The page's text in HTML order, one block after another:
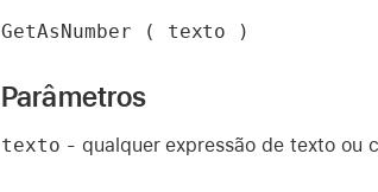
GetAsNumber ( texto )
Parâmetros
texto - qualquer expressão de texto ou